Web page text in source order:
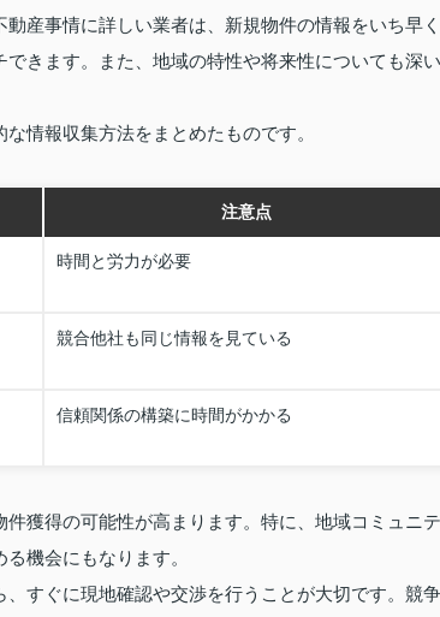
産事情に詳しい業者は、新規物件の情報をいち早く
きます。また、地域の特性や将来性についても深い
情報収集方法をまとめたものです。
注意点
時間と労力が必要
競合他社も同じ情報を見ている
信頼関係の構築に時間がかかる
獲得の可能性が高まります。特に、地域コミュニテ
機会にもなります。
すぐに現地確認や交渉を行うことが大切です。競争